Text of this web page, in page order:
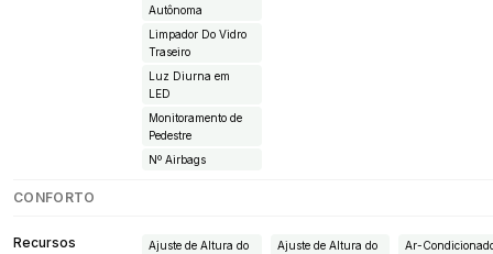
Autônoma
Limpador Do Vidro
Traseiro
Luz Diurna em
LED
Monitoramento de
Pedestre
Nº Airbags
CONFORTO
Recursos
Ajuste de Altura do
Ajuste de Altura do
Ar-